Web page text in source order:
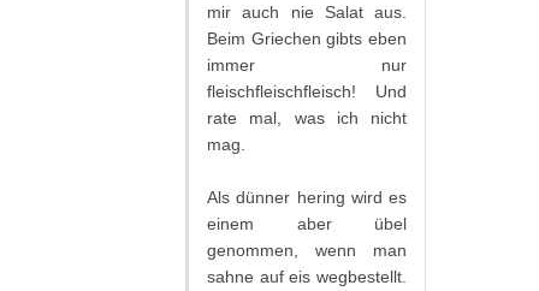
mir auch nie Salat aus.
Beim Griechen gibts eben
immer nur
fleischfleischfleisch! Und
rate mal, was ich nicht
mag.
Als dünner hering wird es
einem aber übel
genommen, wenn man
sahne auf eis wegbestellt.